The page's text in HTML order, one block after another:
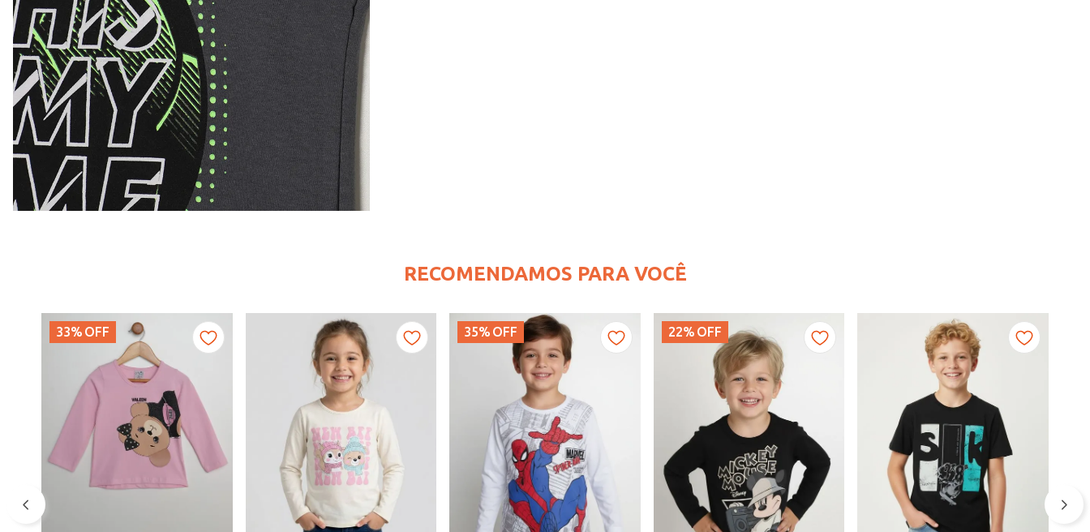
RECOMENDAMOS PARA VOCÊ
33% OFF 35% OFF 22% OFF